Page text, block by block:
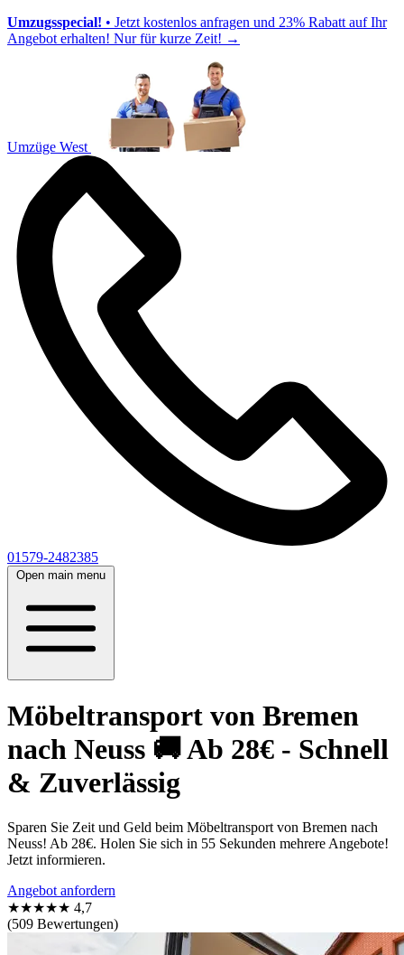
Umzugsspecial! • Jetzt kostenlos anfragen und 23% Rabatt auf Ihr
Angebot erhalten! Nur für kurze Zeit! →
Umzüge West
01579-2482385
Open main menu
Möbeltransport von Bremen
nach Neuss 🚚 Ab 28€ - Schnell
& Zuverlässig
Sparen Sie Zeit und Geld beim Möbeltransport von Bremen nach
Neuss! Ab 28€. Holen Sie sich in 55 Sekunden mehrere Angebote!
Jetzt informieren.
Angebot anfordern
★★★★★ 4,7
(509 Bewertungen)